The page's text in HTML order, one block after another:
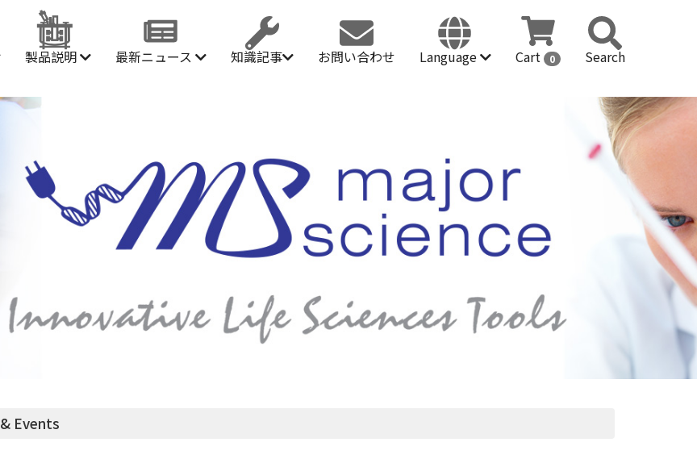
製品説明 最新ニュース 知識記事 お問い合わせ Language Cart 0 Search
Events